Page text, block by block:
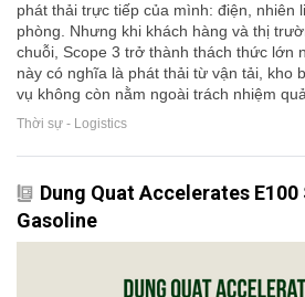
phát thải trực tiếp của mình: điện, nhiên
phòng. Nhưng khi khách hàng và thị
chuỗi, Scope 3 trở thành thách thức lớn
này có nghĩa là phát thải từ vận tải, kho
vụ không còn nằm ngoài trách nhiệm
Thời sự - Logistics
Dung Quat Accelerates
Gasoline